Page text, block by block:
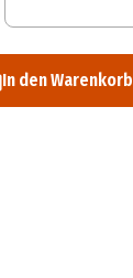
In den Warenkorb